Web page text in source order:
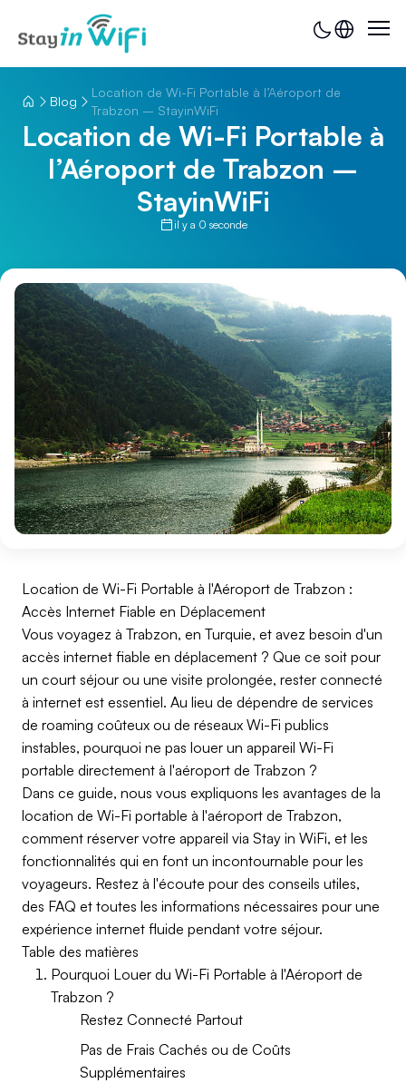
Blog
Location de Wi-Fi Portable à l’Aéroport de
Trabzon – StayinWiFi
Location de Wi-Fi Portable à
l’Aéroport de Trabzon –
StayinWiFi
il y a 0 seconde
Location de Wi-Fi Portable à l'Aéroport de Trabzon :
Accès Internet Fiable en Déplacement
Vous voyagez à Trabzon, en Turquie, et avez besoin d'un
accès internet fiable en déplacement ? Que ce soit pour
un court séjour ou une visite prolongée, rester connecté
à internet est essentiel. Au lieu de dépendre de services
de roaming coûteux ou de réseaux Wi-Fi publics
instables, pourquoi ne pas louer un appareil Wi-Fi
portable directement à l'aéroport de Trabzon ?
Dans ce guide, nous vous expliquons les avantages de la
location de Wi-Fi portable à l'aéroport de Trabzon,
comment réserver votre appareil via Stay in WiFi, et les
fonctionnalités qui en font un incontournable pour les
voyageurs. Restez à l'écoute pour des conseils utiles,
des FAQ et toutes les informations nécessaires pour une
expérience internet fluide pendant votre séjour.
Table des matières
Pourquoi Louer du Wi-Fi Portable à l'Aéroport de
Trabzon ?
Restez Connecté Partout
Pas de Frais Cachés ou de Coûts
Supplémentaires